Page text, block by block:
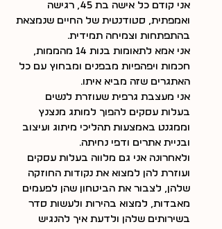
אני קודם כל אישה בת 45, רגישה
ואמפתית, סטודנטית של החיים שנמצאת
בהתפתחות וצמיחה תמידית.
אני אמא לתאומות בנות 14 מהממות,
חכמות ויפהפיות מבפנים ומבחוץ עם כל
האתגרים שזה מביא איתו.
אני מעצבת גרפית שעוזרת לנשים
בעלות עסקים להפוך למותג מנצנץ
וממגנט באמצעות תהליכי מיתוג ועיצוב
ובניית אתרים ודפי נחיתה.
ולאחרונה אני גם מלווה בעלות עסקים
ועוזרת להן למצוא את נקודות החוזקה
שלהן, לצבור את הביטחון שהן לפעמים
מאבדות, למצוא בהירות ולעשות סדר
בשירותים שלהן ולדעת איך להנגיש